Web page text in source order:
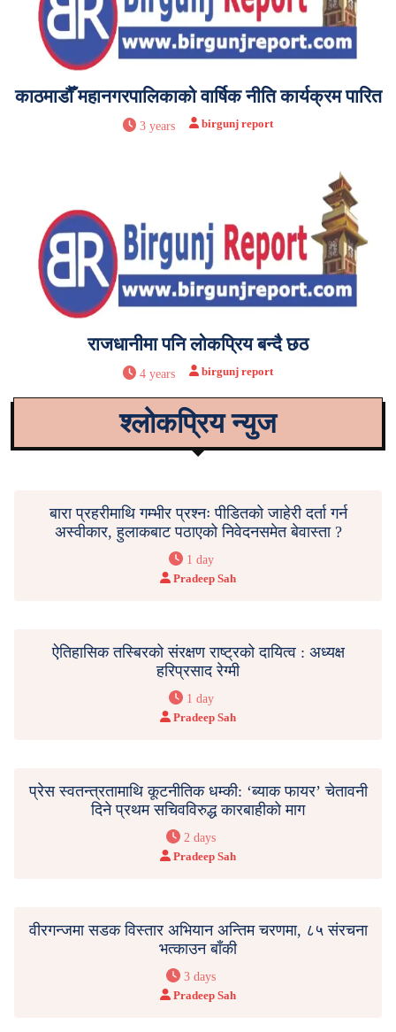
काठमाडौँ महानगरपालिकाको वार्षिक नीति कार्यक्रम पारित
3 years birgunj report
राजधानीमा पनि लोकप्रिय बन्दै छठ
4 years birgunj report
श्लोकप्रिय न्युज
बारा प्रहरीमाथि गम्भीर प्रश्नः पीडितको जाहेरी दर्ता गर्न
अस्वीकार, हुलाकबाट पठाएको निवेदनसमेत बेवास्ता ?
1 day
Pradeep Sah
ऐतिहासिक तस्बिरको संरक्षण राष्ट्रको दायित्व : अध्यक्ष
हरिप्रसाद रेग्मी
1 day
Pradeep Sah
प्रेस स्वतन्त्रतामाथि कूटनीतिक धम्की: ‘ब्याक फायर’ चेतावनी
दिने प्रथम सचिवविरुद्ध कारबाहीको माग
2 days
Pradeep Sah
वीरगन्जमा सडक विस्तार अभियान अन्तिम चरणमा, ८५ संरचना
भत्काउन बाँकी
3 days
Pradeep Sah